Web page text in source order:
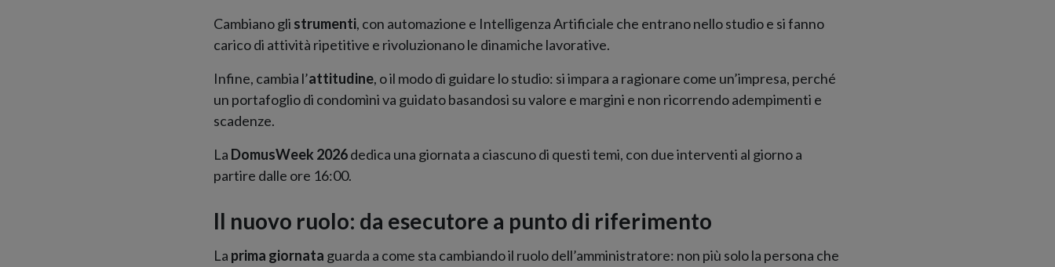
Cambiano gli strumenti, con automazione e Intelligenza Artificiale che entrano nello studio e si fanno
carico di attività ripetitive e rivoluzionano le dinamiche lavorative.
Infine, cambia l’attitudine, o il modo di guidare lo studio: si impara a ragionare come un’impresa, perché
un portafoglio di condomìni va guidato basandosi su valore e margini e non ricorrendo adempimenti e
scadenze.
La DomusWeek 2026dedica una giornata a ciascuno di questi temi, con due interventi al giorno a
partire dalle ore 16:00.
Il nuovo ruolo: da esecutore a punto di riferimento
La prima giornata guarda a come sta cambiando il ruolo dell’amministratore: non più solo la persona che